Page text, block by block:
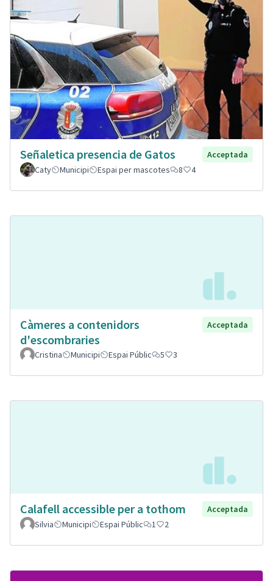
Señaletica presencia de Gatos
Acceptada
Caty
Municipi Espai per mascotes 8 4
Càmeres a contenidors
d'escombraries
Acceptada
Cristina Municipi Espai Públic 5 3
Calafell accessible per a tothom
Acceptada
Silvia
Municipi Espai Públic 1 2